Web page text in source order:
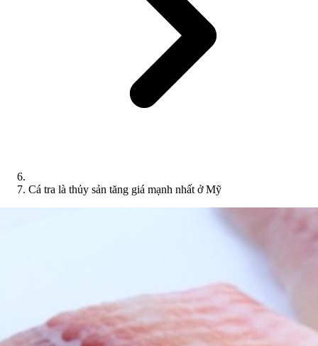
Cá tra là thủy sản tăng giá mạnh nhất ở Mỹ